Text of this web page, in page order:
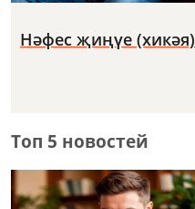
Нәфес җиңүе (хикәя)
Топ 5 новостей